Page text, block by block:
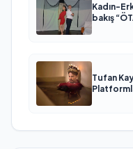
Kadın-
bakış
Tufan